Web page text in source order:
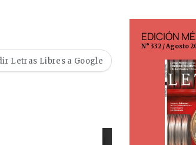
Letras Libres a Google
EDICIÓN
N° 332 / Agosto